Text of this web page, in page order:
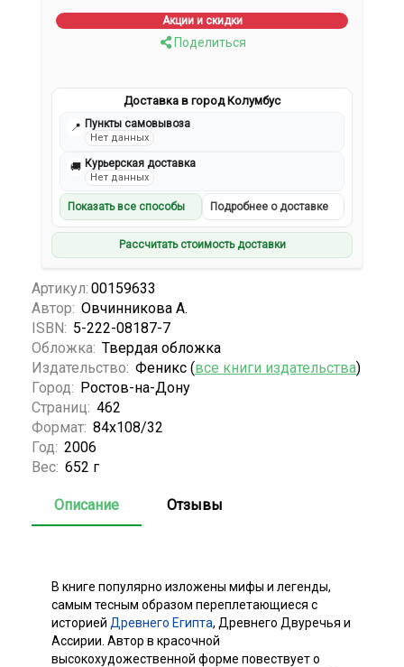
Акции и скидки
Поделиться
Доставка в город Колумбус
📍 Пункты самовывоза
Нет данных
🚚 Курьерская доставка
Нет данных
Показать все способы Подробнее о доставке
Рассчитать стоимость доставки
Артикул: 00159633
Автор: Овчинникова А.
ISBN: 5-222-08187-7
Обложка: Твердая обложка
Издательство: Феникс (все книги издательства)
Город: Ростов-на-Дону
Страниц: 462
Формат: 84х108/32
Год: 2006
Вес: 652 г
Описание Отзывы
В книге популярно изложены мифы и легенды,
самым тесным образом переплетающиеся с
историей Древнего Египта, Древнего Двуречья и
Ассирии. Автор в красочной
высокохудожественной форме повествует о